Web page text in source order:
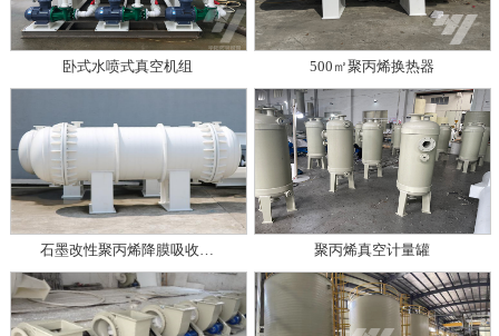
卧式水喷式真空机组 500㎡聚丙烯换热器
石墨改性聚丙烯降膜吸收… 聚丙烯真空计量罐